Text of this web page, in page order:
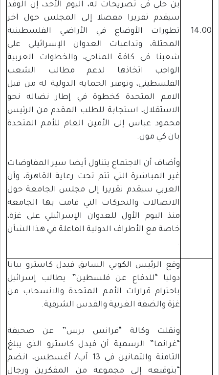
بن حلي في تصريحات له، اليوم الأحد، إن الوفد
سيقدم تقريرا مفصلا إلى المجلس حول آخر
تطورات الأوضاع في الأراضي الفلسطينية
المحتلة، وتداعيات العدوان الإسرائيلي على
شعبنا في كافة المناحي، والخطوات العربية
الواجب اتخاذها لدعم مطالب الشعب
الفلسطيني، وتوفير الحماية الدولية له من قبل
الامم المتحدة كخطوة في إطار نضاله نحو
الاستقلال، استجابة للطلب المقدم من الرئيس
محمود عباس إلى الأمين العام للأمم المتحدة
بان كي مون.
وأضاف أن الاجتماع يتناول أيضا سير المفاوضات
غير المباشرة التي تتم تحت رعاية القاهرة، وأن
العربي سيقدم تقريرا إلى مجلس الجامعة حول
الاتصالات والتحركات التي قامت بها الجامعة
منذ اليوم الأول للعدوان الإسرائيلي على غزة،
خاصة مع الأطراف الدولية الفاعلة في هذا الشأن
.
14.00
وقع الرئيس الكوبي السابق فيدل كاسترو بيانا
دوليا “للدفاع عن فلسطين” يطالب إسرائيل
باحترام قرارات الأمم المتحدة والانسحاب من
غزة والضفة الغربية والقدس الشرقية.
ونقلت وكالة “فرانس برس” عن صحيفة
“غرانما” الرسمية أن فيدل كاسترو الذي يبلغ
الثامنة والثمانين في 13 آب/ أغسطس، انضم
“بتوقيعه إلى مجموعة من المفكرين ورجال